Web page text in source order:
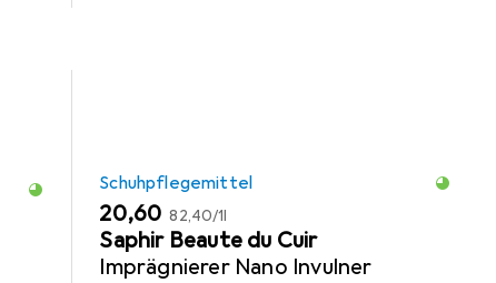
Schuhpflegemittel
EUR
20,60 EUR
82,40/1l
Saphir Beaute du Cuir
Imprägnierer Nano Invulner